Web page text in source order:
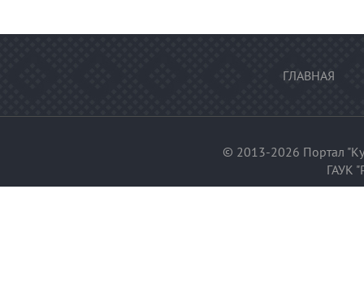
ГЛАВНАЯ
© 2013-2026 Портал
ГАУК